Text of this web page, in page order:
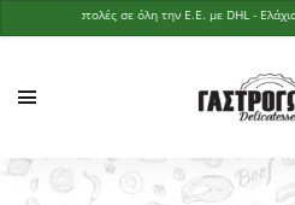
Αποστολές σε όλη την Ε.Ε. με DHL -